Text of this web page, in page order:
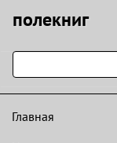
полекниг
Главная